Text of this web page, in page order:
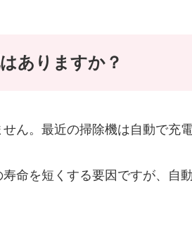
ありますか？
ん。最近の掃除機は自動で充
命を短くする要因ですが、自